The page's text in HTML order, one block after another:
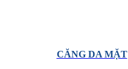
CĂNG DA MẶT